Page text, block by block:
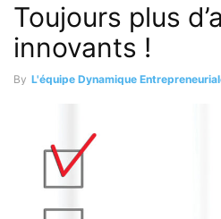
Motiver ses salariés Personnel Santé
Toujours plus
innovants !
By L'équipe Dynamique